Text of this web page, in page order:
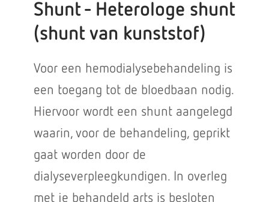
Shunt - Heterologe shunt
(shunt van kunststof)
Voor een hemodialysebehandeling is
een toegang tot de bloedbaan nodig.
Hiervoor wordt een shunt aangelegd
waarin, voor de behandeling, geprikt
gaat worden door de
dialyseverpleegkundigen. In overleg
met je behandeld arts is besloten